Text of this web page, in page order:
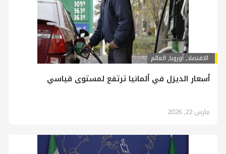
الاقتصاد,أوروبا, العالم
أسعار الديزل في ألمانيا ترتفع لمستوی قياسي
مارس 22, 2026